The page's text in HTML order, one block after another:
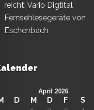
reicht: Vario Digtital
Fernsehlesegeräte von
Eschenbach
April 2026
D M D F S